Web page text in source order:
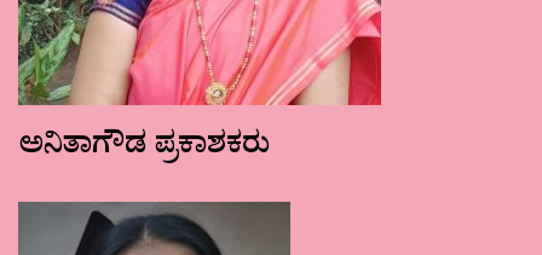
ಅನಿತಾಗೌಡ ಪ್ರಕಾಶಕರು